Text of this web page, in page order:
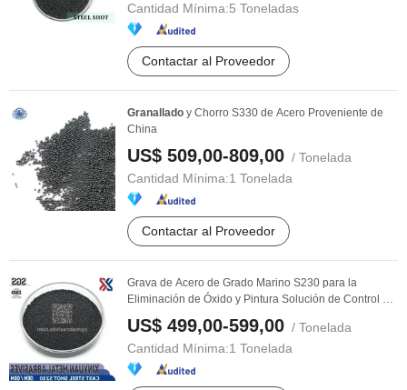
Cantidad Mínima:5 Toneladas
Contactar al Proveedor
Granallado y Chorro S330 de Acero Proveniente de
China
US$ 509,00-809,00 / Tonelada
Cantidad Mínima:1 Tonelada
Contactar al Proveedor
Grava de Acero de Grado Marino S230 para la
Eliminación de Óxido y Pintura Solución de Control de
US$ 499,00-599,00 / Tonelada
Cantidad Mínima:1 Tonelada